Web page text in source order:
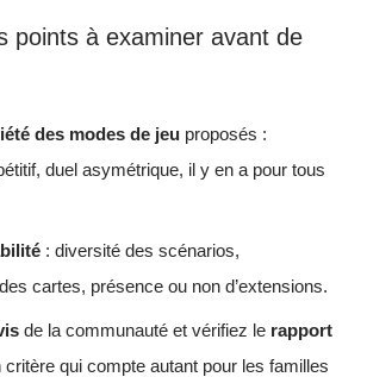
points à examiner avant de
des modes de jeu proposés :
duel asymétrique, il y en a pour tous
: diversité des scénarios,
cartes, présence ou non d’extensions.
de la communauté et vérifiez le rapport
critère qui compte autant pour les familles